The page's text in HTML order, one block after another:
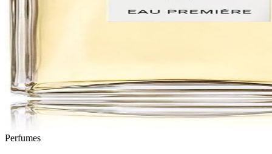
Perfumes